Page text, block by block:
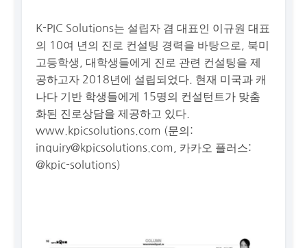
K-PIC Solutions는 설립자 겸 대표인 이규원 대표
의 10여 년의 진로 컨설팅 경력을 바탕으로, 북미
고등학생, 대학생들에게 진로 관련 컨설팅을 제
공하고자 2018년에 설립되었다. 현재 미국과 캐
나다 기반 학생들에게 15명의 컨설턴트가 맞춤
화된 진로상담을 제공하고 있다.
www.kpicsolutions.com (문의:
inquiry@kpicsolutions.com
, 카카오 플러스:
@kpic-solutions)